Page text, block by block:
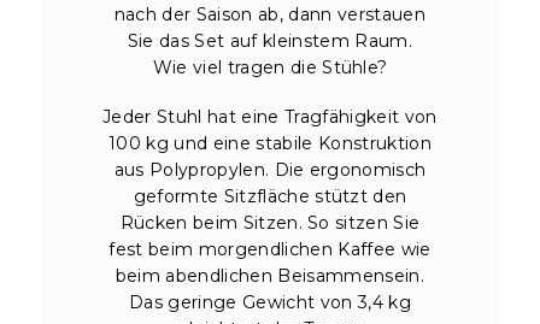
nach der Saison ab, dann verstauen
Sie das Set auf kleinstem Raum.
Wie viel tragen die Stühle?
Jeder Stuhl hat eine Tragfähigkeit von
100 kg und eine stabile Konstruktion
aus Polypropylen. Die ergonomisch
geformte Sitzfläche stützt den
Rücken beim Sitzen. So sitzen Sie
fest beim morgendlichen Kaffee wie
beim abendlichen Beisammensein.
Das geringe Gewicht von 3,4 kg